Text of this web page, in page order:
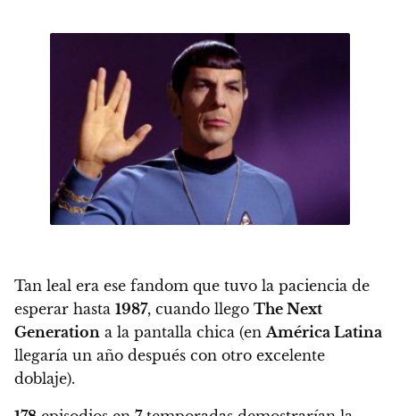
Tan leal era ese fandom que tuvo la paciencia de
esperar hasta 1987, cuando llego The Next
Generation a la pantalla chica (en América Latina
llegaría un año después con otro excelente
doblaje).